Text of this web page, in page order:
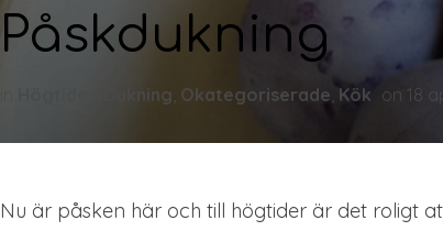
Påskdukning
Dukning, Okategoriserade, Kök on 18
Nu är påsken här och till högtider är det roligt